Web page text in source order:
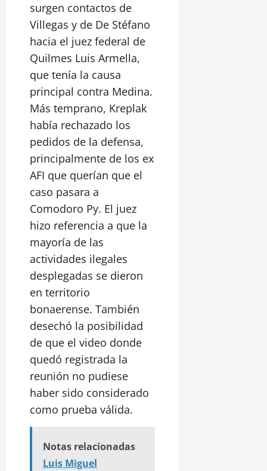
surgen contactos de
Villegas y de De Stéfano
hacia el juez federal de
Quilmes Luis Armella,
que tenía la causa
principal contra Medina.
Más temprano, Kreplak
había rechazado los
pedidos de la defensa,
principalmente de los ex
AFI que querían que el
caso pasara a
Comodoro Py. El juez
hizo referencia a que la
mayoría de las
actividades ilegales
desplegadas se dieron
en territorio
bonaerense. También
desechó la posibilidad
de que el video donde
quedó registrada la
reunión no pudiese
haber sido considerado
como prueba válida.
Notas relacionadas
Luis Miguel